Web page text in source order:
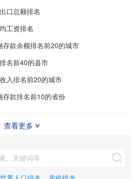
口总额排名
工资排名
款余额排名前20的城市
名前40的县市
入排名前20的城市
款排名前10的省份
查看更多